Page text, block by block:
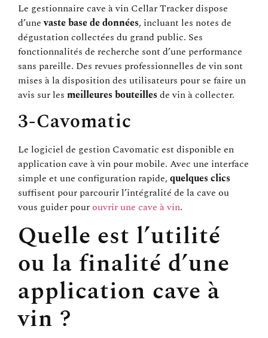
Le gestionnaire cave à vin Cellar Tracker dispose
d’unevaste base de données, incluant les notes de
dégustation collectées du grand public. Ses
fonctionnalités de recherche sont d’une performance
sans pareille. Des revues professionnelles de vin sont
mises à la disposition des utilisateurs pour se faire un
avis sur les meilleures bouteilles de vin à collecter.
3-Cavomatic
Le logiciel de gestion Cavomatic est disponible en
application cave à vin pour mobile. Avec une interface
simple et une configuration rapide,quelques clics
suffisent pour parcourir l’intégralité de la cave ou
vous guider pourouvrir une cave à vin.
Quelle est l’utilité
ou la finalité d’une
application cave à
vin ?